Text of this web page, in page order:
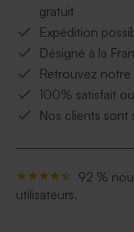
gratuit
Expédition
Désigné à la
Retrouvez notre
100% satisfait
Nos clients sont
92 %
utilisateurs.